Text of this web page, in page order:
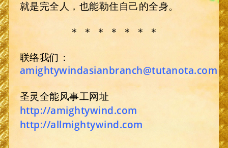
就是完全人，也能勒住自己的全身。
＊ ＊ ＊ ＊ ＊ ＊ ＊
联络我们：
amightywindasianbranch@tutanota.com
圣灵全能风事工网址
http://amightywind.com
http://allmightywind.com